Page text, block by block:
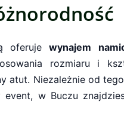
oferujewynajem
rozmiaru i
atut. Niezależnie od
w Buczu